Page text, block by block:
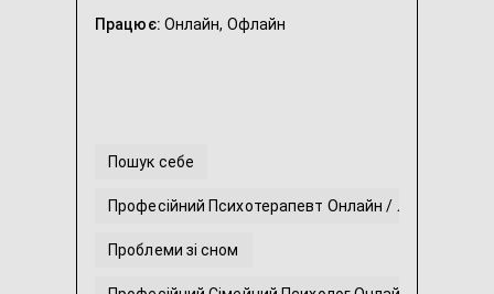
Працює: Онлайн, Офлайн
Пошук себе
Професійний Психотерапевт Онлайн / Локально
Проблеми зі сном